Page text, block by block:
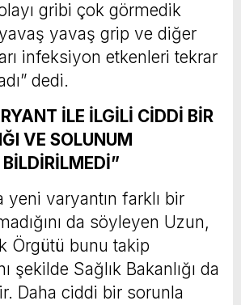
gribi çok görmedik
yavaş grip ve diğer
infeksiyon etkenleri tekrar
dedi.
İLE İLGİLİ CİDDİ BİR
VE SOLUNUM
yeni varyantın farklı bir
da söyleyen Uzun,
Örgütü bunu takip
şekilde Sağlık Bakanlığı da
Daha ciddi bir sorunla